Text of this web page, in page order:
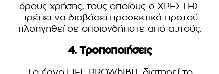
όρους χρήσης, τους οποίους ο ΧΡΗΣΤΗΣ
πρέπει να διαβάσει προσεκτικά προτού
πλοηγηθεί σε οποιονδήποτε από αυτούς.
4. Τροποποιήσεις
Το έργο LIFE PROWhIBIT διατηρεί το